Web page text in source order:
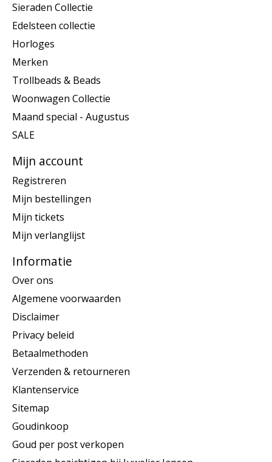
Sieraden Collectie
Edelsteen collectie
Horloges
Merken
Trollbeads & Beads
Woonwagen Collectie
Maand special - Augustus
SALE
Mijn account
Registreren
Mijn bestellingen
Mijn tickets
Mijn verlanglijst
Informatie
Over ons
Algemene voorwaarden
Disclaimer
Privacy beleid
Betaalmethoden
Verzenden & retourneren
Klantenservice
Sitemap
Goudinkoop
Goud per post verkopen